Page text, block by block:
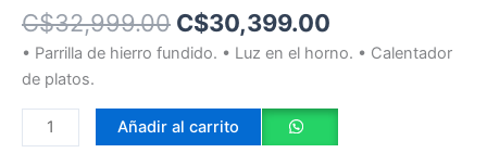
C$32,999.00 C$30,399.00
• Parrilla de hierro fundido. • Luz en el horno. • Calentador
de platos.
Añadir al carrito